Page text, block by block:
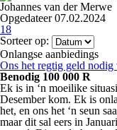
Johannes van der Merwe
Opgedateer 07.02.2024
18
Sorteer op:
Onlangse aanbiedings
Ons het regtig geld nodig
Benodig 100 000 R
Ek is in ‘n moeilike
Desember kom. Ek is
het, en ons het ‘n seun
maar dit sal eers in